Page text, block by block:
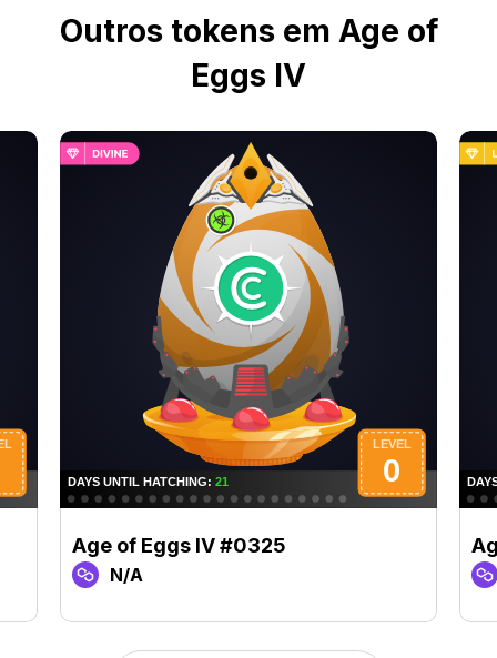
Outros tokens em Age of
Eggs IV
Age of Eggs IV #0325
N/A